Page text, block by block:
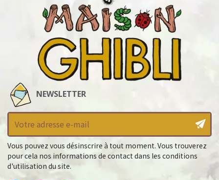
NEWSLETTER
Vous pouvez vous désinscrire à tout moment. Vous trouverez
pour cela nos informations de contact dans les conditions
d'utilisation du site.